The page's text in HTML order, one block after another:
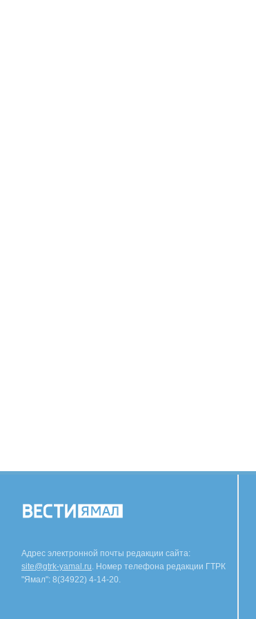
Адрес электронной почты редакции сайта:
site@gtrk-yamal.ru. Номер телефона редакции ГТРК
"Ямал": 8(34922) 4-14-20.